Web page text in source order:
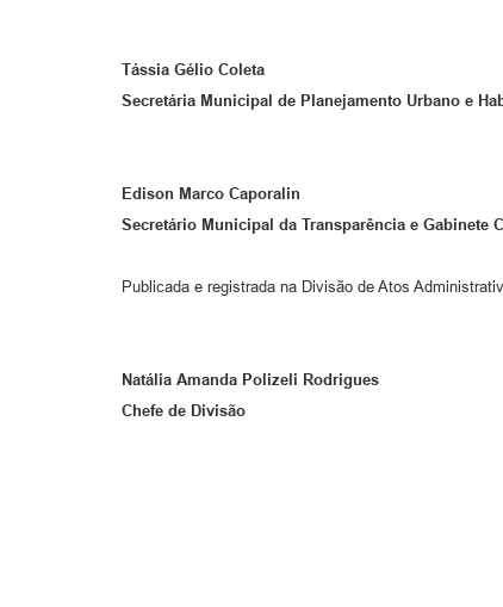
Tássia Gélio Coleta
Secretária Municipal de Planejamento Urbano e
Edison Marco Caporalin
Secretário Municipal da Transparência e Gabinete
Publicada e registrada na Divisão de Atos
Natália Amanda Polizeli Rodrigues
Chefe de Divisão